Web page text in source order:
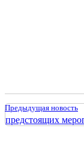
Предыдущая новость
предстоящих